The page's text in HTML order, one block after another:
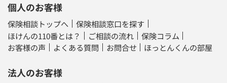
個人のお客様
保険相談トップへ
保険相談窓口を探す
ほけんの110番とは？
ご相談の流れ
保険コラム
お客様の声
よくある質問 お問合せ ほっとんくんの部屋
法人のお客様